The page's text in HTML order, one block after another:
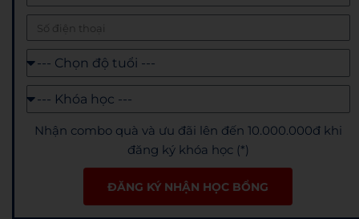
Nhận combo quà và ưu đãi lên đến 10.000.000đ khi
đăng ký khóa học (*)
ĐĂNG KÝ NHẬN HỌC BỔNG